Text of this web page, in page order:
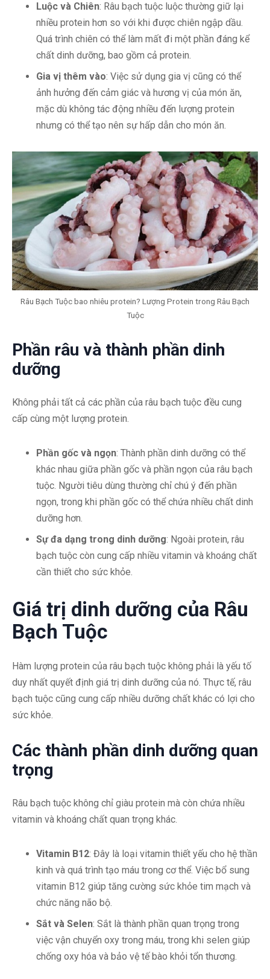
Luộc và Chiên: Râu bạch tuộc luộc thường giữ lại
nhiều protein hơn so với khi được chiên ngập dầu.
Quá trình chiên có thể làm mất đi một phần đáng kể
chất dinh dưỡng, bao gồm cả protein.
Gia vị thêm vào: Việc sử dụng gia vị cũng có thể
ảnh hưởng đến cảm giác và hương vị của món ăn,
mặc dù không tác động nhiều đến lượng protein
nhưng có thể tạo nên sự hấp dẫn cho món ăn.
Râu Bạch Tuộc bao nhiêu protein? Lượng Protein trong Râu Bạch
Tuộc
Phần râu và thành phần dinh
dưỡng
Không phải tất cả các phần của râu bạch tuộc đều cung
cấp cùng một lượng protein.
Phần gốc và ngọn: Thành phần dinh dưỡng có thể
khác nhau giữa phần gốc và phần ngọn của râu bạch
tuộc. Người tiêu dùng thường chỉ chú ý đến phần
ngọn, trong khi phần gốc có thể chứa nhiều chất dinh
dưỡng hơn.
Sự đa dạng trong dinh dưỡng: Ngoài protein, râu
bạch tuộc còn cung cấp nhiều vitamin và khoáng chất
cần thiết cho sức khỏe.
Giá trị dinh dưỡng của Râu
Bạch Tuộc
Hàm lượng protein của râu bạch tuộc không phải là yếu tố
duy nhất quyết định giá trị dinh dưỡng của nó. Thực tế, râu
bạch tuộc cũng cung cấp nhiều dưỡng chất khác có lợi cho
sức khỏe.
Các thành phần dinh dưỡng quan
trọng
Râu bạch tuộc không chỉ giàu protein mà còn chứa nhiều
vitamin và khoáng chất quan trọng khác.
Vitamin B12: Đây là loại vitamin thiết yếu cho hệ thần
kinh và quá trình tạo máu trong cơ thể. Việc bổ sung
vitamin B12 giúp tăng cường sức khỏe tim mạch và
chức năng não bộ.
Sắt và Selen: Sắt là thành phần quan trọng trong
việc vận chuyển oxy trong máu, trong khi selen giúp
chống oxy hóa và bảo vệ tế bào khỏi tổn thương.